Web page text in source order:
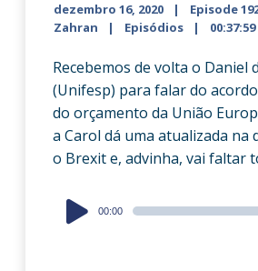
dezembro 16, 2020 Episode
Zahran
Episódios 00:37:59
Recebemos de volta o Daniel
(Unifesp) para falar do
do orçamento da União
a Carol dá uma atualizada na
o Brexit e, advinha, vai faltar
Audio
Player
00:00